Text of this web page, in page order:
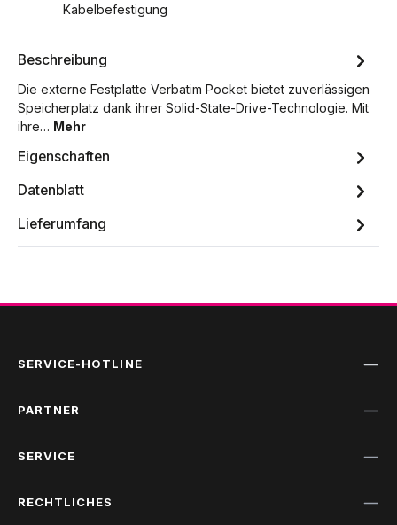
Kabelbefestigung
Beschreibung
Die externe Festplatte Verbatim Pocket bietet zuverlässigen
Speicherplatz dank ihrer Solid-State-Drive-Technologie. Mit
ihre… Mehr
Eigenschaften
Datenblatt
Lieferumfang
SERVICE-HOTLINE
PARTNER
SERVICE
RECHTLICHES